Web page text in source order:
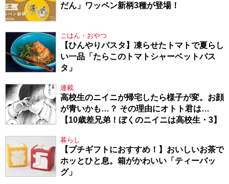
だん」ワッペン新柄3種が登場！
ごはん・おやつ
【ひんやりパスタ】凍らせたトマトで夏らし
い一品「たらこのトマトシャーベットパス
タ」
連載
高校生のニイニが帰宅したら様子が変。お顔
が青いかも…？ その理由にオトト君は…
【10歳差兄弟！ぼくのニイニは高校生・3】
暮らし
【プチギフトにおすすめ！】おいしいお茶で
ホッとひと息。箱がかわいい「ティーバッ
グ」